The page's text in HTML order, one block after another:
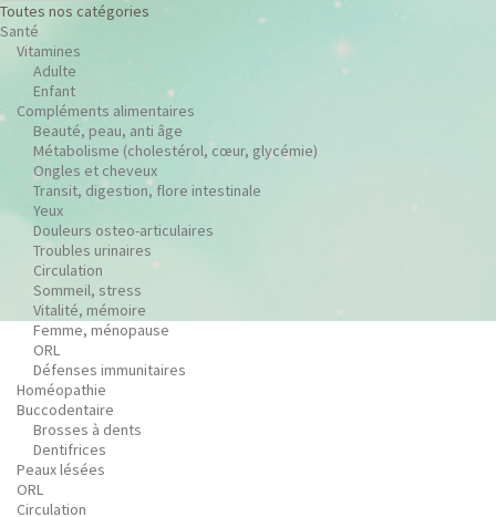
Toutes nos catégories
Santé
Vitamines
Adulte
Enfant
Compléments alimentaires
Beauté, peau, anti âge
Métabolisme (cholestérol, cœur, glycémie)
Ongles et cheveux
Transit, digestion, flore intestinale
Yeux
Douleurs osteo-articulaires
Troubles urinaires
Circulation
Sommeil, stress
Vitalité, mémoire
Femme, ménopause
ORL
Défenses immunitaires
Homéopathie
Buccodentaire
Brosses à dents
Dentifrices
Peaux lésées
ORL
Circulation